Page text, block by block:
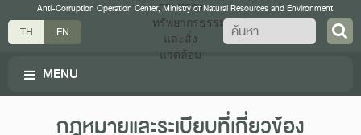
Anti-Corruption Operation Center, Ministry of Natural Resources and Environment
TH EN ค้นหา
MENU
กฎหมายและระเบียบที่เกี่ยวข้อง